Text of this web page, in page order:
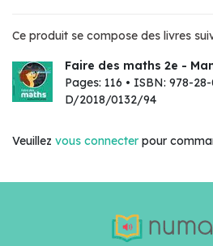
Ce produit se compose des livres
Faire des maths 2e -
Pages: 116 • ISBN: 978-
D/2018/0132/94
Veuillez vous connecter pour